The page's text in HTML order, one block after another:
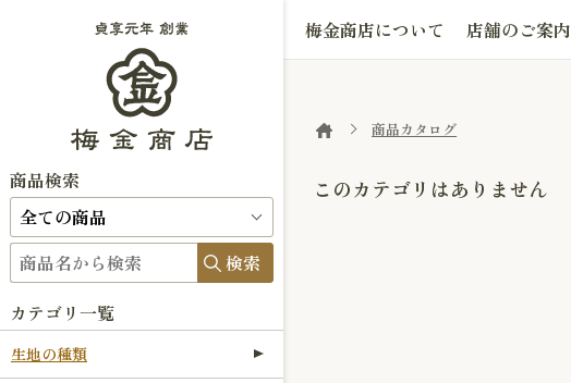
商品検索
検索
カテゴリ一覧
生地の種類
梅金商店について 店舗のご案内
商品カタログ
このカテゴリはありません